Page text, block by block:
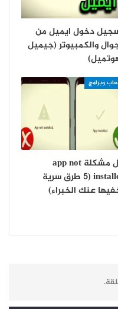
دخول ايميل من
والكمبيوتر (جيميل
وبرامج
حل مشكلة app not
installed (5 طرق سرية
عنك الخبراء)